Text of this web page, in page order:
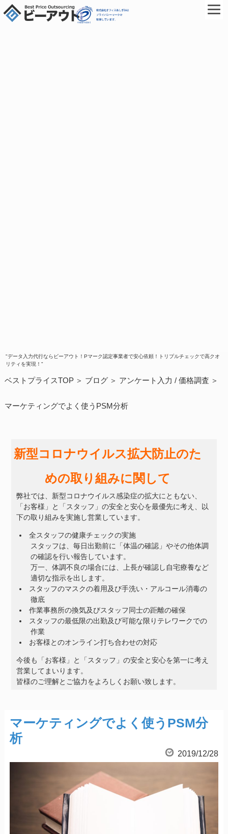
"データ入力代行ならビーアウト！Pマーク認定事業者で安心依頼！トリプルチェックで高クオ
リティを実現！"
ベストプライスTOP ブログ アンケート入力 / 価格調査
マーケティングでよく使うPSM分析
新型コロナウイルス拡大防止のた
めの取り組みに関して
弊社では、新型コロナウイルス感染症の拡大にともない、
「お客様」と「スタッフ」の安全と安心を最優先に考え、以
下の取り組みを実施し営業しています。
全スタッフの健康チェックの実施
スタッフは、毎日出勤前に「体温の確認」やその他体調
の確認を行い報告しています。
万一、体調不良の場合には、上長が確認し自宅療養など
適切な指示を出します。
スタッフのマスクの着用及び手洗い・アルコール消毒の
徹底
作業事務所の換気及びスタッフ同士の距離の確保
スタッフの最低限の出勤及び可能な限りテレワークでの
作業
お客様とのオンライン打ち合わせの対応
今後も「お客様」と「スタッフ」の安全と安心を第一に考え
営業してまいります。
皆様のご理解とご協力をよろしくお願い致します。
マーケティングでよく使うPSM分
析
2019/12/28